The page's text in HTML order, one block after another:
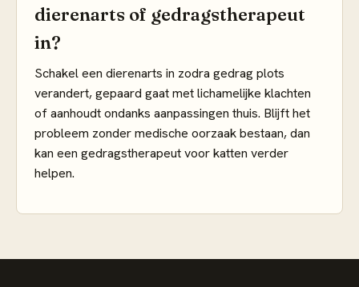
dierenarts of gedragstherapeut
in?
Schakel een dierenarts in zodra gedrag plots
verandert, gepaard gaat met lichamelijke klachten
of aanhoudt ondanks aanpassingen thuis. Blijft het
probleem zonder medische oorzaak bestaan, dan
kan een gedragstherapeut voor katten verder
helpen.